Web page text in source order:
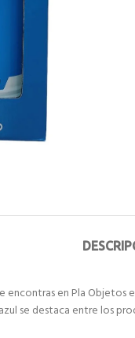
encontras en Pla Objetos
se destaca entre los